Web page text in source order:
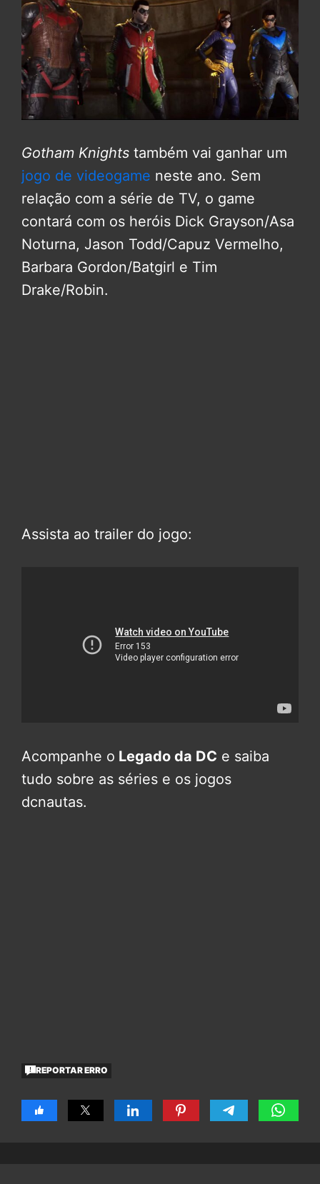
Gotham Knights também vai ganhar um
jogo de videogame neste ano. Sem
relação com a série de TV, o game
contará com os heróis Dick Grayson/Asa
Noturna, Jason Todd/Capuz Vermelho,
Barbara Gordon/Batgirl e Tim
Drake/Robin.
Assista ao trailer do jogo:
Acompanhe o Legado da DC e saiba
tudo sobre as séries e os jogos
dcnautas.
REPORTAR ERRO